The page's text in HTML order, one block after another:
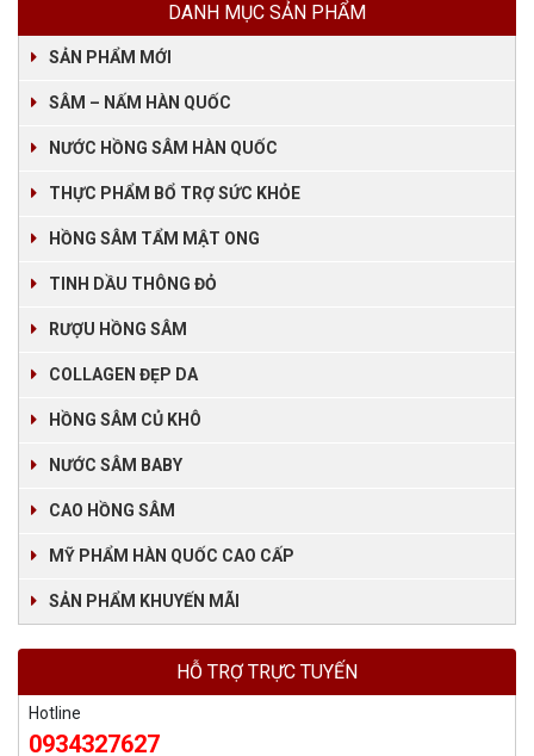
DANH MỤC SẢN PHẨM
SẢN PHẨM MỚI
SÂM – NẤM HÀN QUỐC
NƯỚC HỒNG SÂM HÀN QUỐC
THỰC PHẨM BỔ TRỢ SỨC KHỎE
HỒNG SÂM TẨM MẬT ONG
TINH DẦU THÔNG ĐỎ
RƯỢU HỒNG SÂM
COLLAGEN ĐẸP DA
HỒNG SÂM CỦ KHÔ
NƯỚC SÂM BABY
CAO HỒNG SÂM
MỸ PHẨM HÀN QUỐC CAO CẤP
SẢN PHẨM KHUYẾN MÃI
HỖ TRỢ TRỰC TUYẾN
Hotline
0934327627